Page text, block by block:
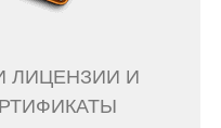
ЛИЦЕНЗИИ И